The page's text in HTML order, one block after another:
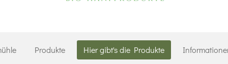
Produkte Hier gibt's die Produkte